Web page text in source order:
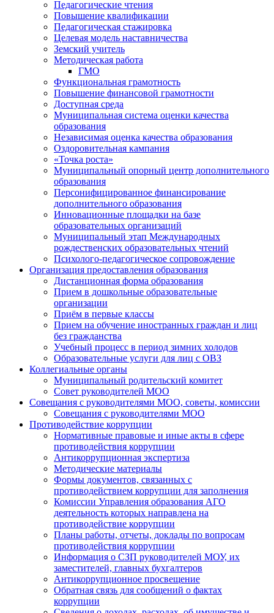
Педагогические чтения
Повышение квалификации
Педагогическая стажировка
Целевая модель наставничества
Земский учитель
Методическая работа
ГМО
Функциональная грамотность
Повышение финансовой грамотности
Доступная среда
Муниципальная система оценки качества
образования
Независимая оценка качества образования
Оздоровительная кампания
«Точка роста»
Муниципальный опорный центр дополнительного
образования
Персонифицированное финансирование
дополнительного образования
Инновационные площадки на базе
образовательных организаций
Муниципальный этап Международных
рождественских образовательных чтений
Психолого-педагогическое сопровождение
Организация предоставления образования
Дистанционная форма образования
Прием в дошкольные образовательные
организации
Приём в первые классы
Прием на обучение иностранных граждан и лиц
без гражданства
Учебный процесс в период зимних холодов
Образовательные услуги для лиц с ОВЗ
Коллегиальные органы
Муниципальный родительский комитет
Совет руководителей МОО
Совещания с руководителями МОО, советы, комиссии
Совещания с руководителями МОО
Противодействие коррупции
Нормативные правовые и иные акты в сфере
противодействия коррупции
Антикоррупционная экспертиза
Методические материалы
Формы документов, связанных с
противодействием коррупции для заполнения
Комиссии Управления образования АГО
деятельность которых направлена на
противодействие коррупции
Планы работы, отчеты, доклады по вопросам
противодействия коррупции
Информация о СЗП руководителей МОУ, их
заместителей, главных бухгалтеров
Антикоррупционное просвещение
Обратная связь для сообщений о фактах
коррупции